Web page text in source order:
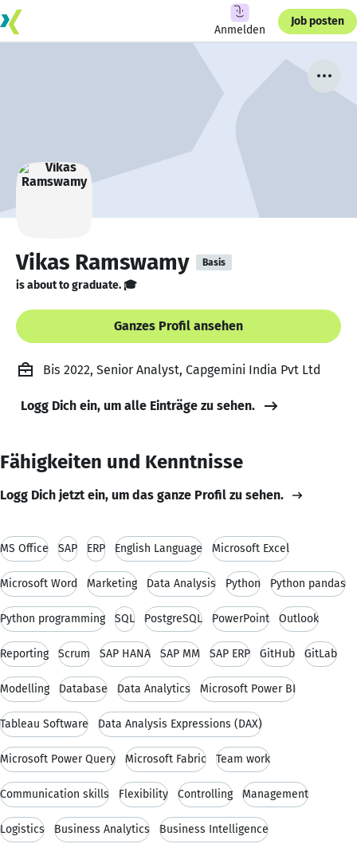
Anmelden
Job posten
Vikas Ramswamy Basis
is about to graduate. 🎓
Ganzes Profil ansehen
Bis 2022, Senior Analyst, Capgemini India Pvt Ltd
Logg Dich ein, um alle Einträge zu sehen.
Fähigkeiten und Kenntnisse
Logg Dich jetzt ein, um das ganze Profil zu sehen.
MS Office SAP ERP English Language Microsoft Excel
Microsoft Word Marketing Data Analysis Python Python pandas
Python programming SQL PostgreSQL PowerPoint Outlook
Reporting Scrum SAP HANA SAP MM SAP ERP GitHub GitLab
Modelling Database Data Analytics Microsoft Power BI
Tableau Software Data Analysis Expressions (DAX)
Microsoft Power Query Microsoft Fabric Team work
Communication skills Flexibility Controlling Management
Logistics Business Analytics Business Intelligence